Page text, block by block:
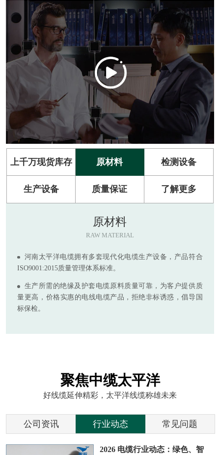
上千万现货库存 原材料 检测设备
生产设备 质量保证 了解更多
原材料
RAW MATERIAL
河南太平洋电缆拥有多套现代化电缆生产设备，产品符合
ISO9001:2015质量管理体系标准。
生产所需的绝缘及护套电缆原料质量可靠，为客户提供质
量更高，价格实惠的电线电缆产品，拒绝非标诱惑，倡导国
标保检。
聚焦中缆太平洋
好线缆延伸精彩，太平洋线缆称雄未来
公司资讯 行业动态 常见问题
2026 电缆行业动态：绿色、智